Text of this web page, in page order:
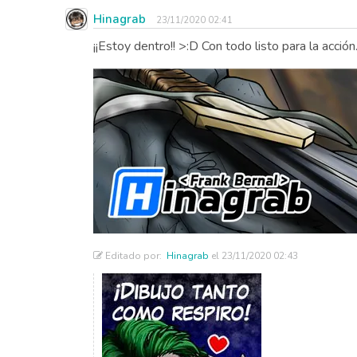
Hinagrab 23/11/2020 02:41
¡¡Estoy dentro!! >:D Con todo listo para la acción.
Editado por: Hinagrab el 23/11/2020 02:43